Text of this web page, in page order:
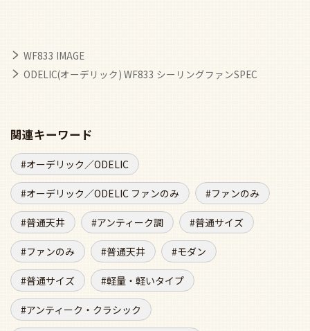
WF833 IMAGE
ODELIC(オーデリック) WF833 シーリングファンSPEC
関連キーワード
オーデリック／ODELIC
オーデリック／ODELIC ファンのみ ファンのみ
普通天井 アンティーク調 普通サイズ
ファンのみ 普通天井 モダン
普通サイズ 軽量・軽いタイプ
アンティーク・クラシック